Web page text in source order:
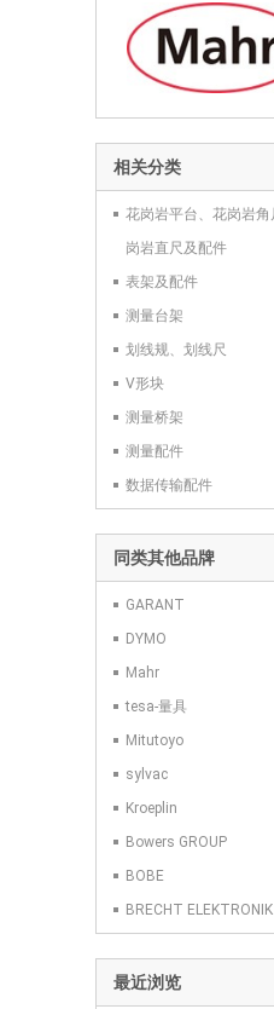
相关分类
花岗岩平台、花岗岩角
岗岩直尺及配件
表架及配件
测量台架
划线规、划线尺
V形块
测量桥架
测量配件
数据传输配件
同类其他品牌
GARANT
DYMO
Mahr
tesa-量具
Mitutoyo
sylvac
Kroeplin
Bowers GROUP
BOBE
BRECHT ELEKTRONIK
最近浏览